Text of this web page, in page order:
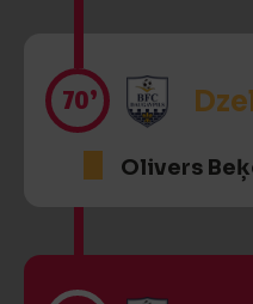
70’
Olivers